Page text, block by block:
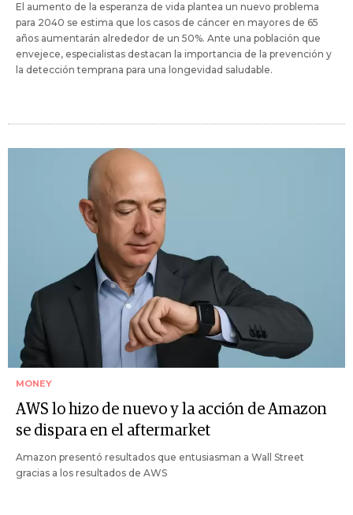
El aumento de la esperanza de vida plantea un nuevo problema
para 2040 se estima que los casos de cáncer en mayores de 65
años aumentarán alrededor de un 50%. Ante una población que
envejece, especialistas destacan la importancia de la prevención y
la detección temprana para una longevidad saludable.
MONEY
AWS lo hizo de nuevo y la acción de Amazon
se dispara en el aftermarket
Amazon presentó resultados que entusiasman a Wall Street
gracias a los resultados de AWS